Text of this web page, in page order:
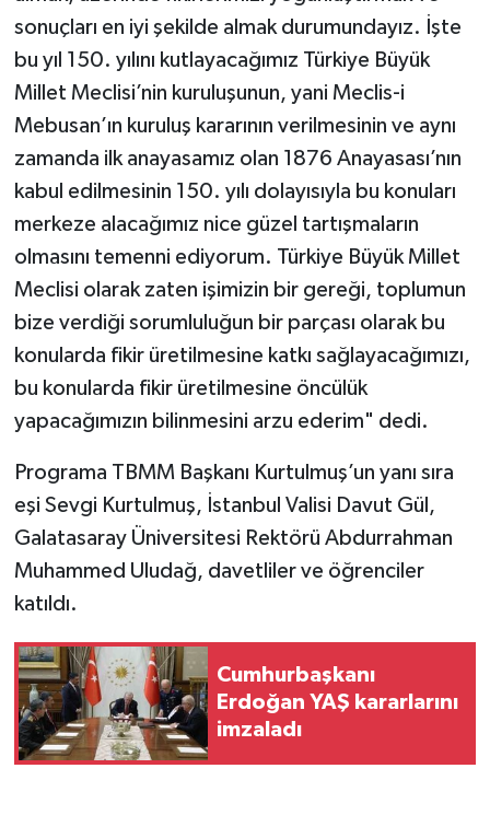
sonuçları en iyi şekilde almak durumundayız. İşte
bu yıl 150. yılını kutlayacağımız Türkiye Büyük
Millet Meclisi’nin kuruluşunun, yani Meclis-i
Mebusan’ın kuruluş kararının verilmesinin ve aynı
zamanda ilk anayasamız olan 1876 Anayasası’nın
kabul edilmesinin 150. yılı dolayısıyla bu konuları
merkeze alacağımız nice güzel tartışmaların
olmasını temenni ediyorum. Türkiye Büyük Millet
Meclisi olarak zaten işimizin bir gereği, toplumun
bize verdiği sorumluluğun bir parçası olarak bu
konularda fikir üretilmesine katkı sağlayacağımızı,
bu konularda fikir üretilmesine öncülük
yapacağımızın bilinmesini arzu ederim" dedi.
Programa TBMM Başkanı Kurtulmuş’un yanı sıra
eşi Sevgi Kurtulmuş, İstanbul Valisi Davut Gül,
Galatasaray Üniversitesi Rektörü Abdurrahman
Muhammed Uludağ, davetliler ve öğrenciler
katıldı.
Cumhurbaşkanı
Erdoğan YAŞ kararlarını
imzaladı